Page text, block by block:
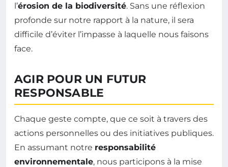
l’érosion de la biodiversité. Sans une réflexion
profonde sur notre rapport à la nature, il sera
difficile d’éviter l’impasse à laquelle nous faisons
face.
AGIR POUR UN FUTUR
RESPONSABLE
Chaque geste compte, que ce soit à travers des
actions personnelles ou des initiatives publiques.
En assumant notre responsabilité
environnementale, nous participons à la mise